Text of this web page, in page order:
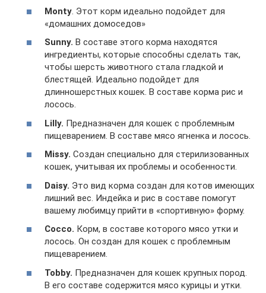
Monty . Этот корм идеально подойдет для
«домашних домоседов»
Sunny. В составе этого корма находятся
ингредиенты, которые способны сделать так,
чтобы шерсть животного стала гладкой и
блестящей. Идеально подойдет для
длинношерстных кошек. В составе корма рис и
лосось.
Lilly. Предназначен для кошек с проблемным
пищеварением. В составе мясо ягненка и лосось.
Missy. Создан специально для стерилизованных
кошек, учитывая их проблемы и особенности.
Daisy. Это вид корма создан для котов имеющих
лишний вес. Индейка и рис в составе помогут
вашему любимцу прийти в «спортивную» форму.
Cocco. Корм, в составе которого мясо утки и
лосось. Он создан для кошек с проблемным
пищеварением.
Tobby. Предназначен для кошек крупных пород.
В его составе содержится мясо курицы и утки.